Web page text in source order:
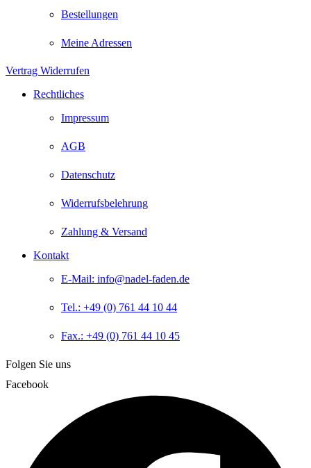
Bestellungen
Meine Adressen
Vertrag Widerrufen
Rechtliches
Impressum
AGB
Datenschutz
Widerrufsbelehrung
Zahlung & Versand
Kontakt
E-Mail: info@nadel-faden.de
Tel.: +49 (0) 761 44 10 44
Fax.: +49 (0) 761 44 10 45
Folgen Sie uns
Facebook